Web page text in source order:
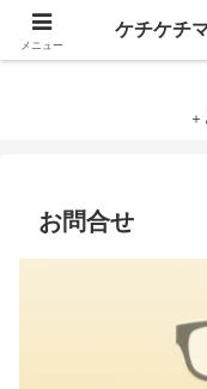
ケチケチ
お問合せ
メニュー
ケチケチ